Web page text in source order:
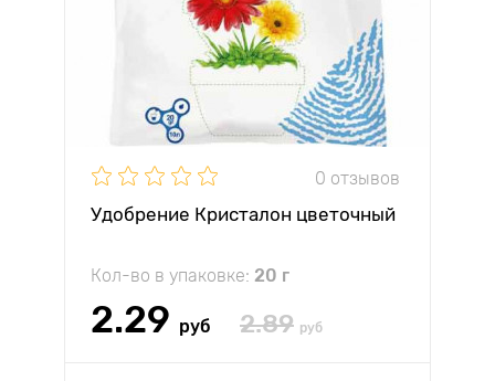
0 отзывов
Удобрение Кристалон цветочный
Кол-во в упаковке: 20 г
2.29 руб 2.89 руб